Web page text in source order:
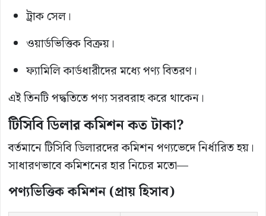
ট্রাক সেল।
ওয়ার্ডভিত্তিক বিক্রয়।
ফ্যামিলি কার্ডধারীদের মধ্যে পণ্য বিতরণ।
এই তিনটি পদ্ধতিতে পণ্য সরবরাহ করে থাকেন।
টিসিবি ডিলার কমিশন কত টাকা?
বর্তমানে টিসিবি ডিলারদের কমিশন পণ্যভেদে নির্ধারিত হয়।
সাধারণভাবে কমিশনের হার নিচের মতো—
পণ্যভিত্তিক কমিশন (প্রায় হিসাব)